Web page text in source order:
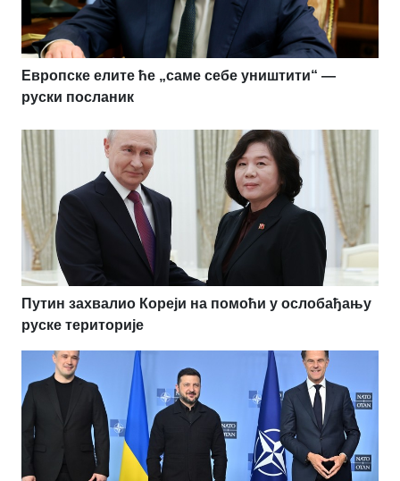
Европске елите ће „саме себе уништити“ —
руски посланик
Путин захвалио Кореји на помоћи у ослобађању
руске територије